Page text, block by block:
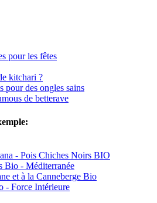
pour les fêtes
kitchari ?
pour des ongles sains
de betterave
- Pois Chiches Noirs BIO
Bio - Méditerranée
et à la Canneberge Bio
- Force Intérieure